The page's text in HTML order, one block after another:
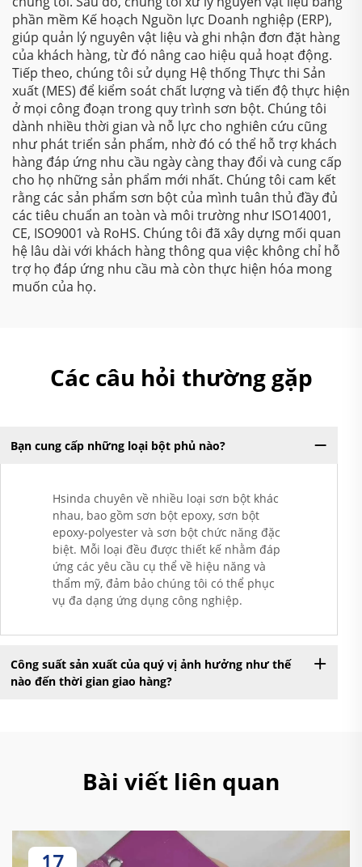
phần mềm Kế hoạch Nguồn lực Doanh nghiệp (ERP),
giúp quản lý nguyên vật liệu và ghi nhận đơn đặt hàng
của khách hàng, từ đó nâng cao hiệu quả hoạt động.
Tiếp theo, chúng tôi sử dụng Hệ thống Thực thi Sản
xuất (MES) để kiểm soát chất lượng và tiến độ thực hiện
ở mọi công đoạn trong quy trình sơn bột. Chúng tôi
dành nhiều thời gian và nỗ lực cho nghiên cứu cũng
như phát triển sản phẩm, nhờ đó có thể hỗ trợ khách
hàng đáp ứng nhu cầu ngày càng thay đổi và cung cấp
cho họ những sản phẩm mới nhất. Chúng tôi cam kết
rằng các sản phẩm sơn bột của mình tuân thủ đầy đủ
các tiêu chuẩn an toàn và môi trường như ISO14001,
CE, ISO9001 và RoHS. Chúng tôi đã xây dựng mối quan
hệ lâu dài với khách hàng thông qua việc không chỉ hỗ
trợ họ đáp ứng nhu cầu mà còn thực hiện hóa mong
muốn của họ.
Các câu hỏi thường gặp
Bạn cung cấp những loại bột phủ nào?
Hsinda chuyên về nhiều loại sơn bột khác
nhau, bao gồm sơn bột epoxy, sơn bột
epoxy-polyester và sơn bột chức năng đặc
biệt. Mỗi loại đều được thiết kế nhằm đáp
ứng các yêu cầu cụ thể về hiệu năng và
thẩm mỹ, đảm bảo chúng tôi có thể phục
vụ đa dạng ứng dụng công nghiệp.
Công suất sản xuất của quý vị ảnh hưởng như thế
nào đến thời gian giao hàng?
Bài viết liên quan